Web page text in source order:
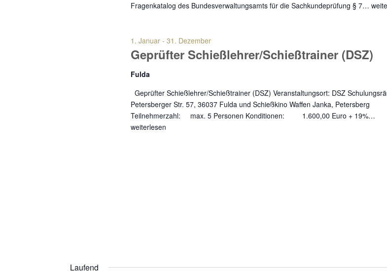
Fragenkatalog des Bundesverwaltungsamts für die Sachkundeprüfung § 7…
Geprüfter Schießlehrer/Schießtrainer (DSZ)
1. Januar -31. Dezember
Fulda
Geprüfter Schießlehrer/Schießtrainer (DSZ) Veranstaltungsort: DSZ
Petersberger Str. 57, 36037 Fulda und Schießkino Waffen Janka, Petersberg
Teilnehmerzahl: max. 5 Personen Konditionen: 1.600,00 Euro + 19%…
weiterlesen
Laufend